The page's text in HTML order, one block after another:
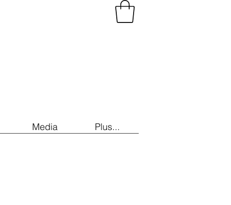
Media Plus...